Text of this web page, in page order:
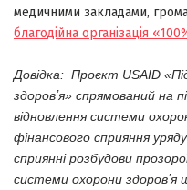
медичними закладами,
благодійна організація
Довідка: Проєкт USAID
здоровʼя» спрямований на
відновлення системи
фінансового сприяння
сприянні розбудови
системи охорони здоровʼя